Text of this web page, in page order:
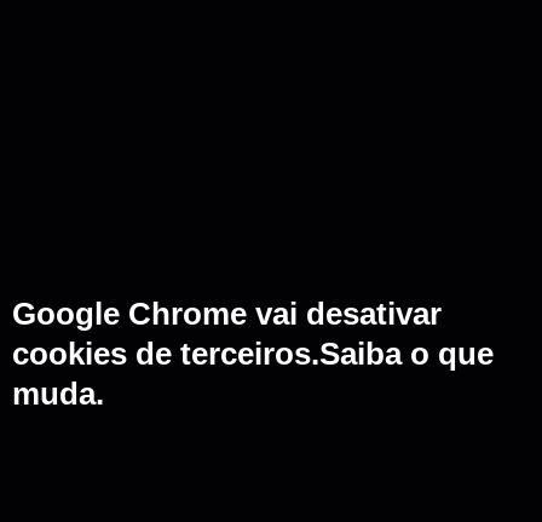
Google Chrome vai desativar
cookies de terceiros.Saiba o que
muda.